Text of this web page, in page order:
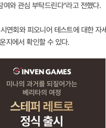
여와 관심 부탁드린다"라고 전했다.
연회와 피오니어 테스트에 대한 자
지에서 확인할 수 있다.